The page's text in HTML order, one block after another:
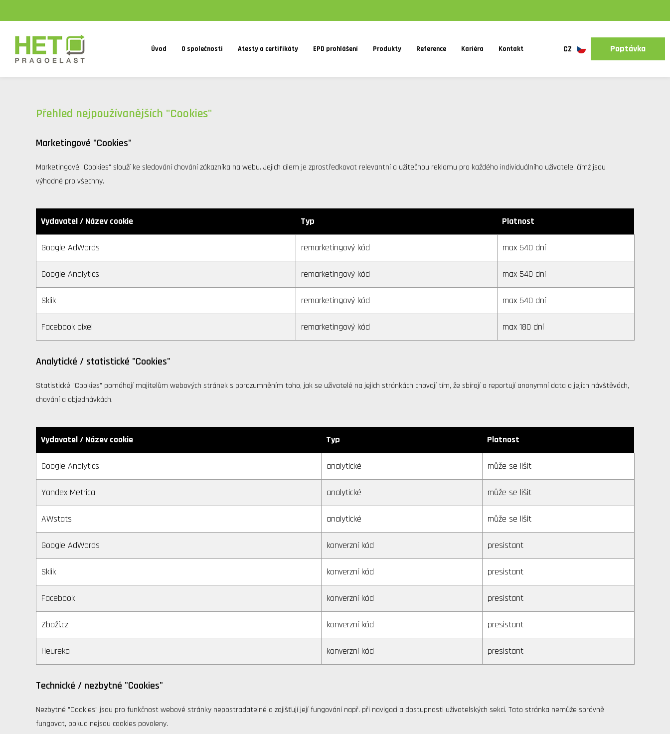
Úvod O společnosti Atesty a certifikáty EPD prohlášení Produkty Reference Kariéra Kontakt CZ Poptávka
Přehled nejpoužívanějších "Cookies"
Marketingové "Cookies"
Marketingové "Cookies" slouží ke sledování chování zákazníka na webu. Jejich cílem je zprostředkovat relevantní a užitečnou reklamu pro každého individuálního uživatele, čímž jsou
výhodné pro všechny.
Vydavatel / Název cookie Typ Platnost
Google AdWords remarketingový kód max 540 dní
Google Analytics remarketingový kód max 540 dní
Sklik remarketingový kód max 540 dní
Facebook pixel remarketingový kód max 180 dní
Analytické / statistické "Cookies"
Statistické "Cookies" pomáhají majitelům webových stránek s porozumněním toho, jak se uživatelé na jejich stránkách chovají tím, že sbírají a reportují anonymní data o jejich návštěvách,
chování a objednávkách.
Vydavatel / Název cookie Typ Platnost
Google Analytics analytické může se lišit
Yandex Metrica analytické může se lišit
AWstats analytické může se lišit
Google AdWords konverzní kód presistant
Sklik konverzní kód presistant
Facebook konverzní kód presistant
Zboží.cz konverzní kód presistant
Heureka konverzní kód presistant
Technické / nezbytné "Cookies"
Nezbytné "Cookies" jsou pro funkčnost webové stránky nepostradatelné a zajišťují její fungování např. při navigaci a dostupnosti uživatelských sekcí. Tato stránka nemůže správně
fungovat, pokud nejsou cookies povoleny.